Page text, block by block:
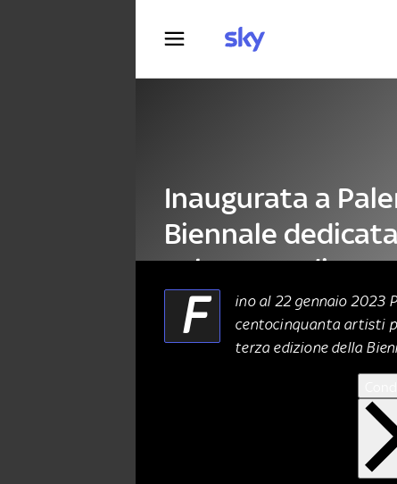
Inaugurata a
Biennale
cultura
ARTE 25 Settembre 2022
F
ino al 22 gennaio 2023
centocinquanta artisti
terza edizione della